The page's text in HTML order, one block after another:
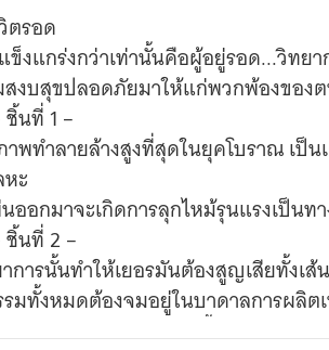
ตรอด
ข็งแกร่งกว่าเท่านั้นคือผู้อยู่รอด...วิทย
งบสุขปลอดภัยมาให้แก่พวกพ้องของต
ชิ้นที่ 1 –
พทำลายล้างสูงที่สุดในยุคโบราณ เป็น
ะ
ออกมาจะเกิดการลุกไหม้รุนแรงเป็นท
ชิ้นที่ 2 –
การนั้นทำให้เยอรมันต้องสูญเสียทั้งเส้
มทั้งหมดต้องจมอยู่ในบาดาลการผลิ
วิทยาการกลืนชีพเหล่านั้นคืออะไร ร